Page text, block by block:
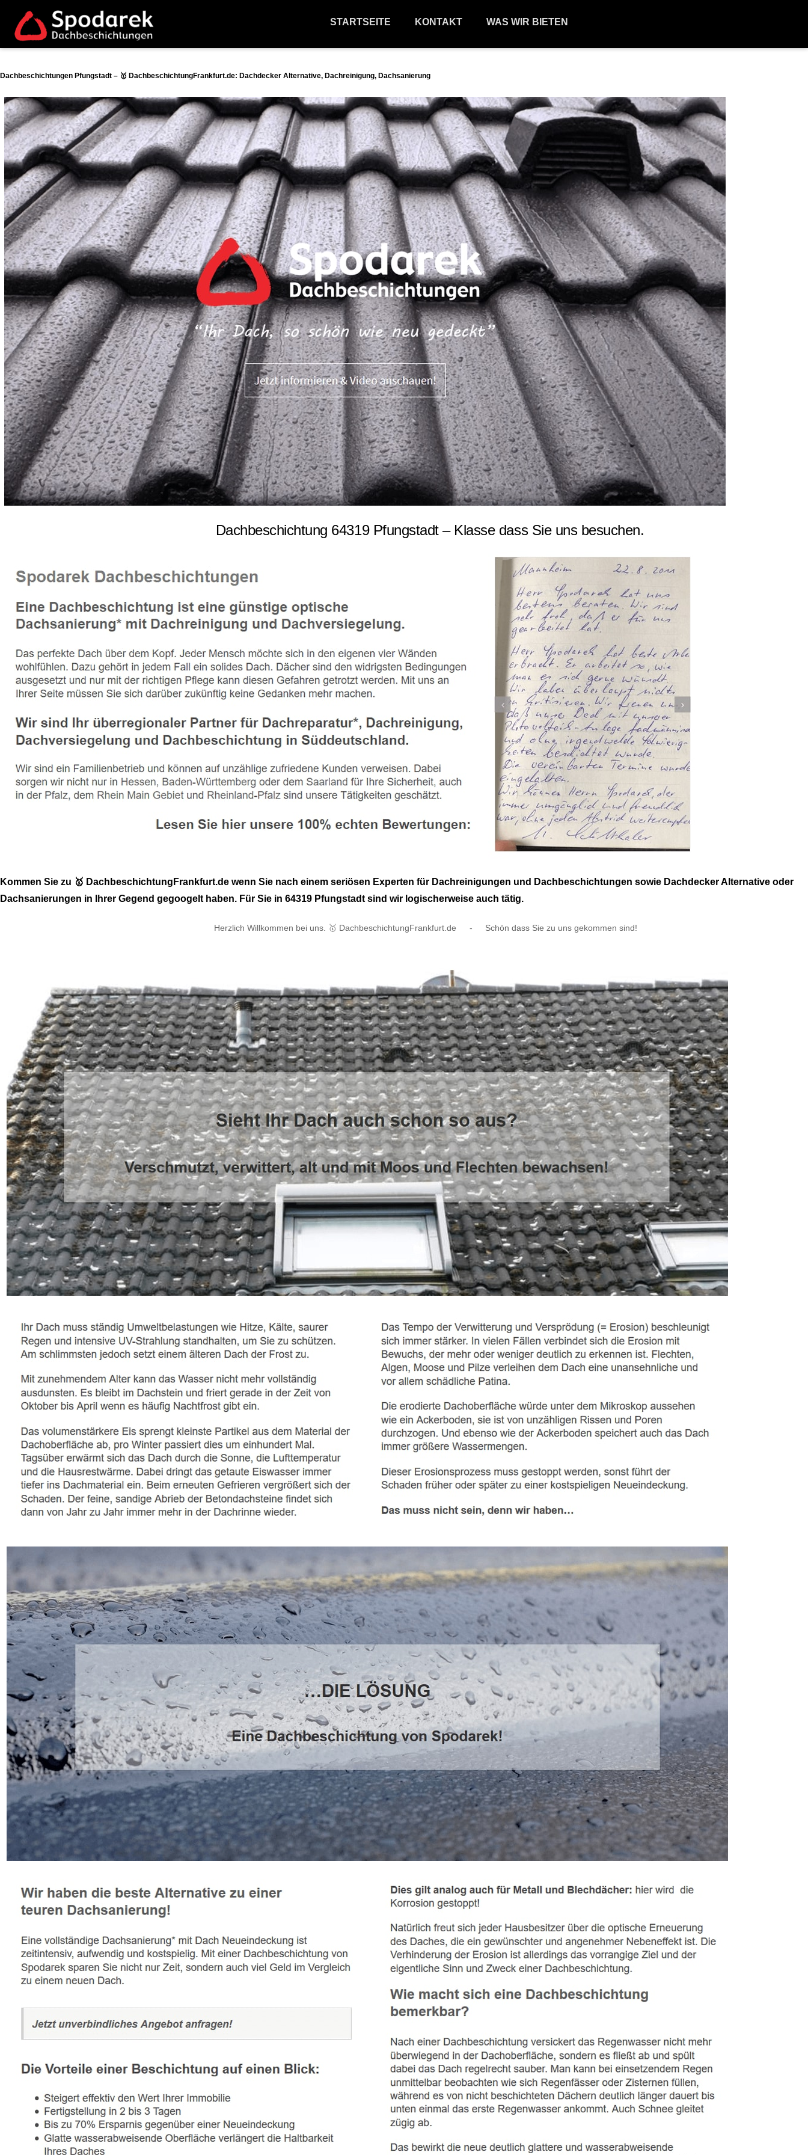
STARTSEITE KONTAKT WAS WIR BIETEN
Dachbeschichtungen Pfungstadt – 🥇 DachbeschichtungFrankfurt.de: Dachdecker Alternative, Dachreinigung, Dachsanierung
Dachbeschichtung 64319 Pfungstadt – Klasse dass Sie uns besuchen.
Kommen Sie zu 🥇 DachbeschichtungFrankfurt.de wenn Sie nach einem seriösen Experten für Dachreinigungen und Dachbeschichtungen sowie Dachdecker Alternative oder
Dachsanierungen in Ihrer Gegend gegoogelt haben. Für Sie in 64319 Pfungstadt sind wir logischerweise auch tätig.
Herzlich Willkommen bei uns. 🥇 DachbeschichtungFrankfurt.de - Schön dass Sie zu uns gekommen sind!